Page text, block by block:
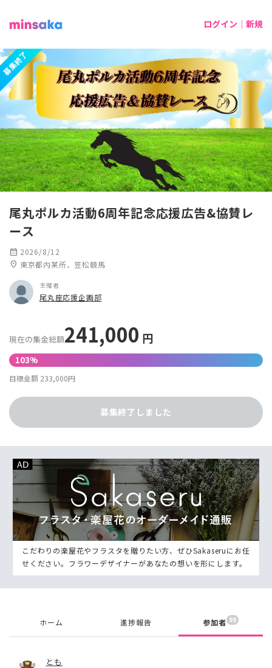
ログイン｜新規
募集終了
尾丸ポルカ活動6周年記念応援広告&協賛レ
ース
calendar_month 2026/8/12
location_on 東京都内某所、笠松競馬
主催者
尾丸座応援企画部
現在の集金総額241,000 円
103%
目標金額 233,000円
募集終了しました
こだわりの楽屋花やフラスタを贈りたい方、ぜひSakaseruにお任
せください。フラワーデザイナーがあなたの想いを形にします。
ホーム 進捗報告 参加者 89
とも